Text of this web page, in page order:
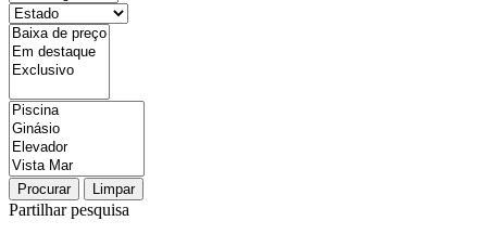
Procurar Limpar
Partilhar pesquisa